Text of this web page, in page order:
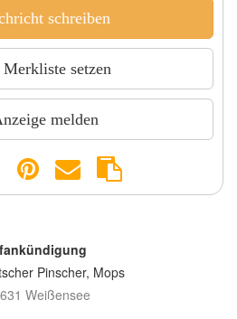
schreiben
setzen
melden
Pinscher, Mops
Weißensee